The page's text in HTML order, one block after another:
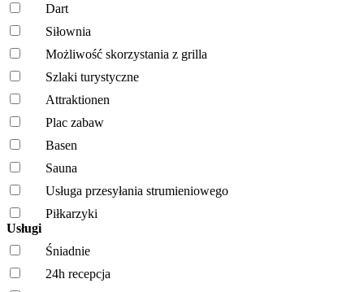
Dart
Siłownia
Możliwość skorzystania z grilla
Szlaki turystyczne
Attraktionen
Plac zabaw
Basen
Sauna
Usługa przesyłania strumieniowego
Piłkarzyki
Usługi
Śniadnie
24h recepcja